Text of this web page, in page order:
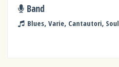
Band
Blues, Varie, Cantautori, Soul